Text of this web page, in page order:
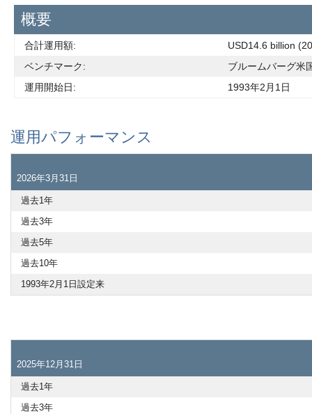
概要
合計運用額:
USD14.6 billion
ベンチマーク:
ブルームバーグ米
運用開始日:
1993年2月1日
運用パフォーマンス
2026年3月31日
過去1年
過去3年
過去5年
過去10年
1993年2月1日設定来
2025年12月31日
過去1年
過去3年